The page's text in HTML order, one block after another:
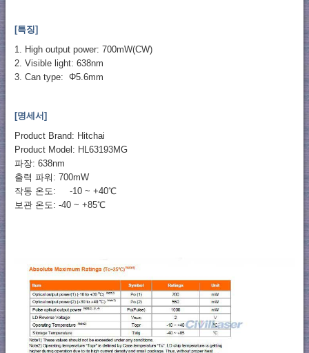
[특징]
1. High output power: 700mW(CW)
2. Visible light: 638nm
3. Can type: Φ5.6mm
[명세서]
Product Brand: Hitchai
Product Model: HL63193MG
파장: 638nm
출력 파워: 700mW
작동 온도: -10 ~ +40℃
보관 온도: -40 ~ +85℃